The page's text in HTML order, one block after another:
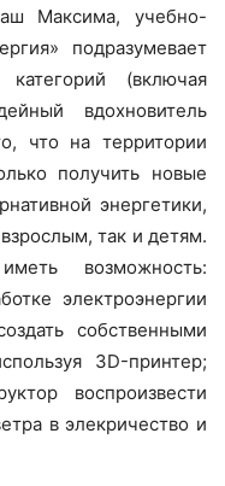
Максима, учебно-
подразумевает
(включая
вдохновитель
что на территории
получить новые
энергетики,
так и детям.
возможность:
электроэнергии
собственными
3D-принтер;
воспроизвести
в элекричество и